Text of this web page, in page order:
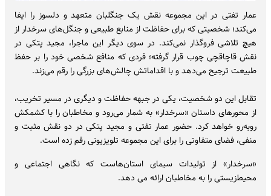
عمار تفتی در این مجموعه نقش یک جنگلبان متعهد و دلسوز را ایفا
می‌کند؛ شخصیتی که برای حفاظت از منابع طبیعی و جنگل‌های سرخدار از
هیچ تلاشی فروگذار نمی‌کند. در سوی دیگر این ماجرا، مجید پتکی در
نقش قاچاقچی چوب قرار گرفته؛ فردی که منافع شخصی خود را بر حفظ
طبیعت ترجیح می‌دهد و با اقداماتش چالش‌های بزرگی را رقم می‌زند.
تقابل این دو شخصیت، یکی در جبهه حفاظت و دیگری در مسیر تخریب،
از محورهای داستان «سرخدار» به شمار می‌رود و مخاطبان را با کشمکش
روبه‌رو خواهد کرد. حضور عمار تفتی و مجید پتکی در دو نقش مثبت و
منفی، فضای متفاوتی را برای این مجموعه تلویزیونی رقم زده است.
«سرخدار» از تولیدات سیمای استان‌هاست که نگاهی اجتماعی و
محیط‌زیستی را به مخاطبان ارائه می دهد.